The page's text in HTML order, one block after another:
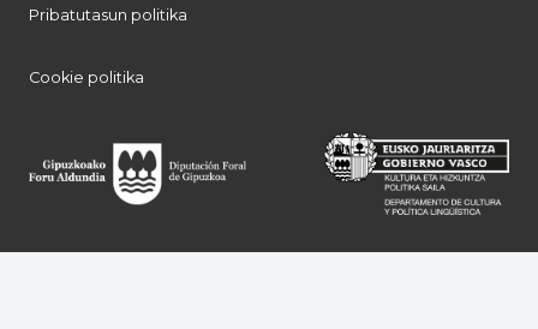
Pribatutasun politika
Cookie politika